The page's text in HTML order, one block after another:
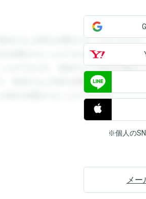
登録すると回答を閲覧することができま
答を閲覧することができます。登録する
ことができます。登録すると回答を閲覧
す。登録すると回答を閲覧することがで
と回答を閲覧することができます。
※個人の
メー